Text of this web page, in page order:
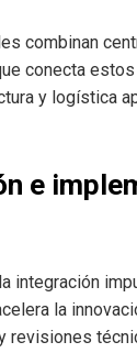
combinan
conecta
y logística
e
integración
la
revisiones